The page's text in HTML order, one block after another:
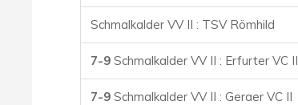
Schmalkalder VV II : TSV Römhild
7-9 Schmalkalder VV II : Erfurter VC II
7-9 Schmalkalder VV II : Geraer VC II